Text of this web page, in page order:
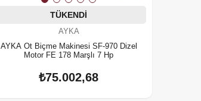
TÜKENDI
AYKA
AYKA Ot Biçme Makinesi SF-970 Dizel
Motor FE 178 Marşlı 7 Hp
₺75.002,68